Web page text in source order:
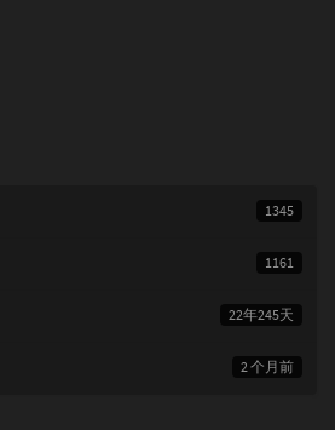
1345
1161
22年245天
2 个月前